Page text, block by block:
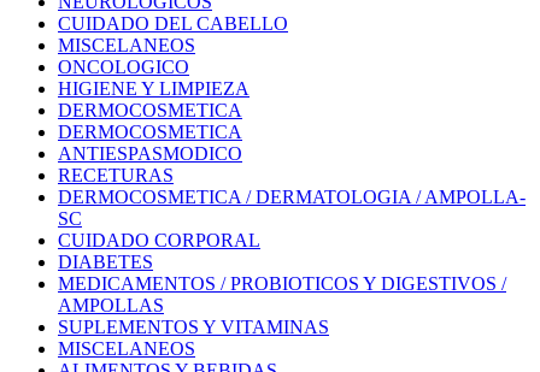
CUIDADO DEL CABELLO
MISCELANEOS
ONCOLOGICO
HIGIENE Y LIMPIEZA
DERMOCOSMETICA
DERMOCOSMETICA
ANTIESPASMODICO
RECETURAS
DERMOCOSMETICA / DERMATOLOGIA / AMPOLLA-
SC
CUIDADO CORPORAL
DIABETES
MEDICAMENTOS / PROBIOTICOS Y DIGESTIVOS /
AMPOLLAS
SUPLEMENTOS Y VITAMINAS
MISCELANEOS